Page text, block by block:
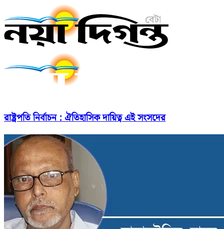
রাষ্ট্রপতি নির্বাচন : ঐতিহাসিক দায়িত্ব এই সংসদের